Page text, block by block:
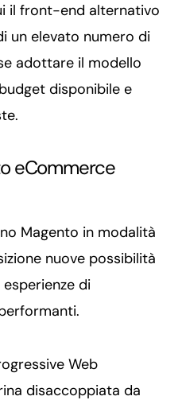
il front-end alternativo
un elevato numero di
adottare il modello
disponibile e
eCommerce
Magento in modalità
nuove possibilità
di
Web
disaccoppiata da